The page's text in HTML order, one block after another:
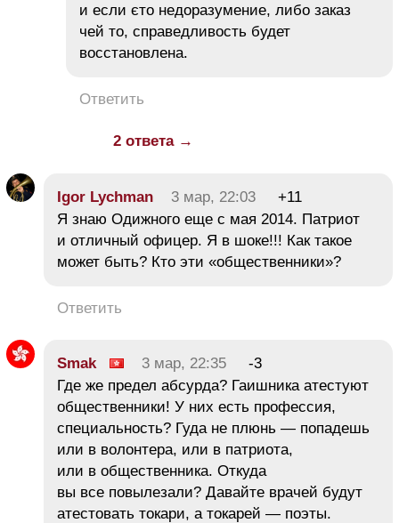
и если єто недоразумение, либо заказ
чей то, справедливость будет
восстановлена.
Ответить
2 ответа →
Igor Lychman 3 мар, 22:03
+11
Я знаю Одижного еще с мая 2014. Патриот
и отличный офицер. Я в шоке!!! Как такое
может быть? Кто эти «общественники»?
Ответить
Smak 3 мар, 22:35
-3
Где же предел абсурда? Гаишника атестуют
общественники! У них есть профессия,
специальность? Гуда не плюнь — попадешь
или в волонтера, или в патриота,
или в общественника. Откуда
вы все повылезали? Давайте врачей будут
атестовать токари, а токарей — поэты.